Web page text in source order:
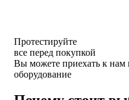
Протестируйте
все перед покупкой
Вы можете приехать к нам
оборудование